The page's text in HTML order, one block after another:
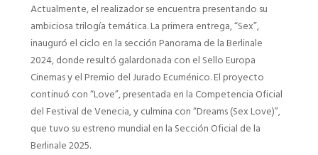
Actualmente, el realizador se encuentra presentando su
ambiciosa trilogía temática. La primera entrega, “Sex”,
inauguró el ciclo en la sección Panorama de la Berlinale
2024, donde resultó galardonada con el Sello Europa
Cinemas y el Premio del Jurado Ecuménico. El proyecto
continuó con “Love”, presentada en la Competencia Oficial
del Festival de Venecia, y culmina con “Dreams (Sex Love)”,
que tuvo su estreno mundial en la Sección Oficial de la
Berlinale 2025.